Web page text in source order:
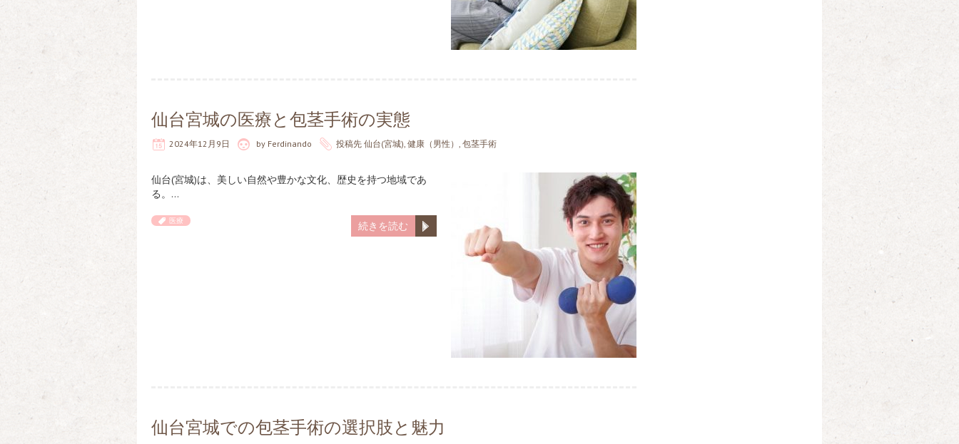
仙台宮城の医療と包茎手術の実態
2024年12月9日 by Ferdinando 投稿先 仙台(宮城) 健康（男性） 包茎手術
仙台(宮城)は、美しい自然や豊かな文化、歴史を持つ地域であ
る。…
続きを読む
医療
仙台宮城での包茎手術の選択肢と魅力